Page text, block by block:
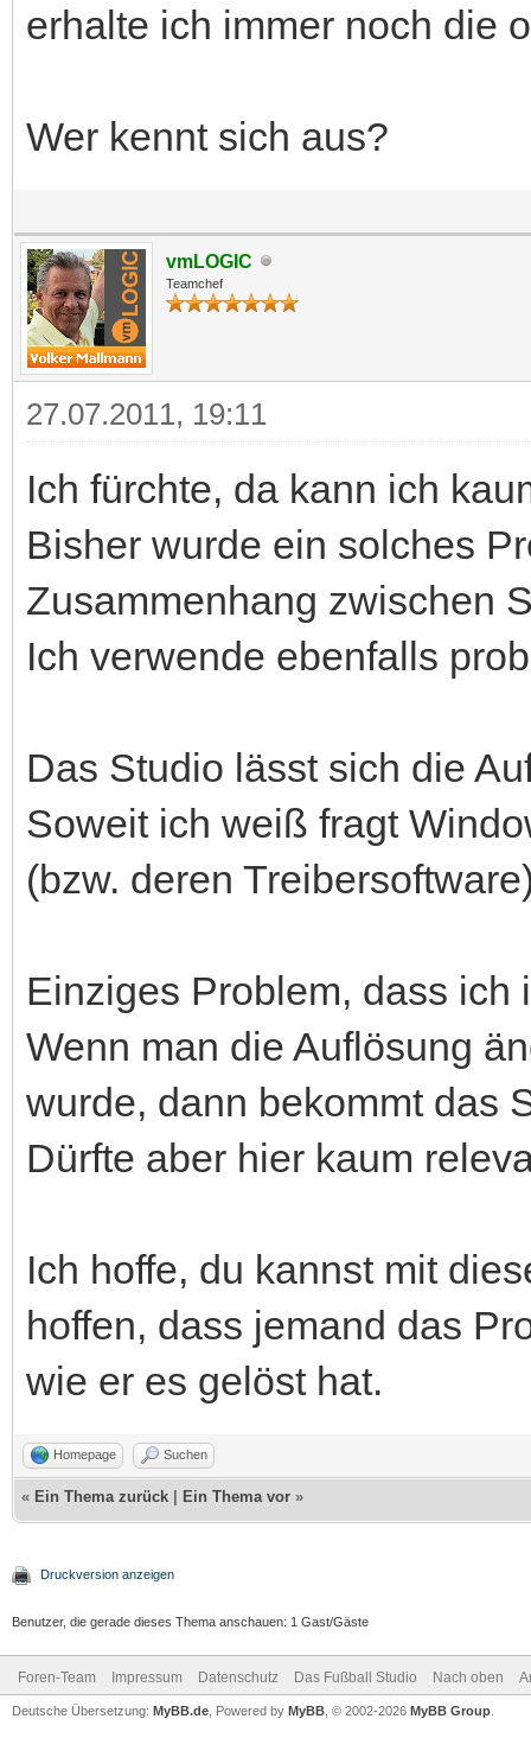
erhalte ich immer noch die
Wer kennt sich aus?
vmLOGIC
Teamchef
27.07.2011, 19:11
Ich fürchte, da kann ich
Bisher wurde ein solches
Zusammenhang zwischen
Ich verwende ebenfalls
Das Studio lässt sich die
Soweit ich weiß fragt
(bzw. deren
Einziges Problem, dass
Wenn man die Auflösung
wurde, dann bekommt das
Dürfte aber hier kaum
Ich hoffe, du kannst mit
hoffen, dass jemand das
wie er es gelöst hat.
Homepage Suchen
« Ein Thema zurück Ein Thema vor »
Druckversion anzeigen
Benutzer, die gerade dieses Thema anschauen: 1 Gast/Gäste
Foren-Team Impressum Datenschutz Das Fußball Studio Nach oben
Deutsche Übersetzung: MyBB.de , Powered by MyBB , © 2002-2026 MyBB Group